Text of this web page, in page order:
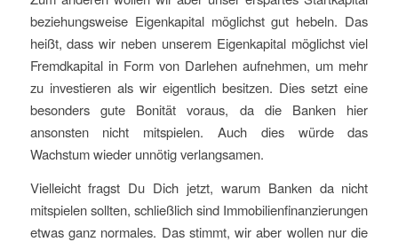
beziehungsweise Eigenkapital möglichst gut hebeln. Das
heißt, dass wir neben unserem Eigenkapital möglichst viel
Fremdkapital in Form von Darlehen aufnehmen, um mehr
zu investieren als wir eigentlich besitzen. Dies setzt eine
besonders gute Bonität voraus, da die Banken hier
ansonsten nicht mitspielen. Auch dies würde das
Wachstum wieder unnötig verlangsamen.
Vielleicht fragst Du Dich jetzt, warum Banken da nicht
mitspielen sollten, schließlich sind Immobilienfinanzierungen
etwas ganz normales. Das stimmt, wir aber wollen nur die